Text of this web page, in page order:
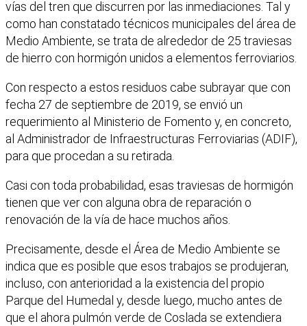
vías del tren que discurren por las inmediaciones. Tal y
como han constatado técnicos municipales del área de
Medio Ambiente, se trata de alrededor de 25 traviesas
de hierro con hormigón unidos a elementos ferroviarios.
Con respecto a estos residuos cabe subrayar que con
fecha 27 de septiembre de 2019, se envió un
requerimiento al Ministerio de Fomento y, en concreto,
al Administrador de Infraestructuras Ferroviarias (ADIF),
para que procedan a su retirada.
Casi con toda probabilidad, esas traviesas de hormigón
tienen que ver con alguna obra de reparación o
renovación de la vía de hace muchos años.
Precisamente, desde el Área de Medio Ambiente se
indica que es posible que esos trabajos se produjeran,
incluso, con anterioridad a la existencia del propio
Parque del Humedal y, desde luego, mucho antes de
que el ahora pulmón verde de Coslada se extendiera